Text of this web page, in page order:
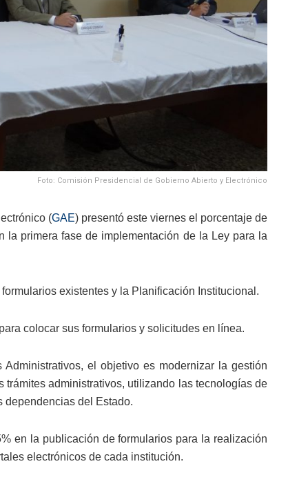
Foto: Comisión Presidencial de Gobierno Abierto y Electrónico
(GAE) presentó este viernes el porcentaje de
la primera fase de implementación de la Ley para la
existentes y la Planificación Institucional.
colocar sus formularios y solicitudes en línea.
el objetivo es modernizar la gestión
administrativos, utilizando las tecnologías de
dependencias del Estado.
en la publicación de formularios para la realización
electrónicos de cada institución.